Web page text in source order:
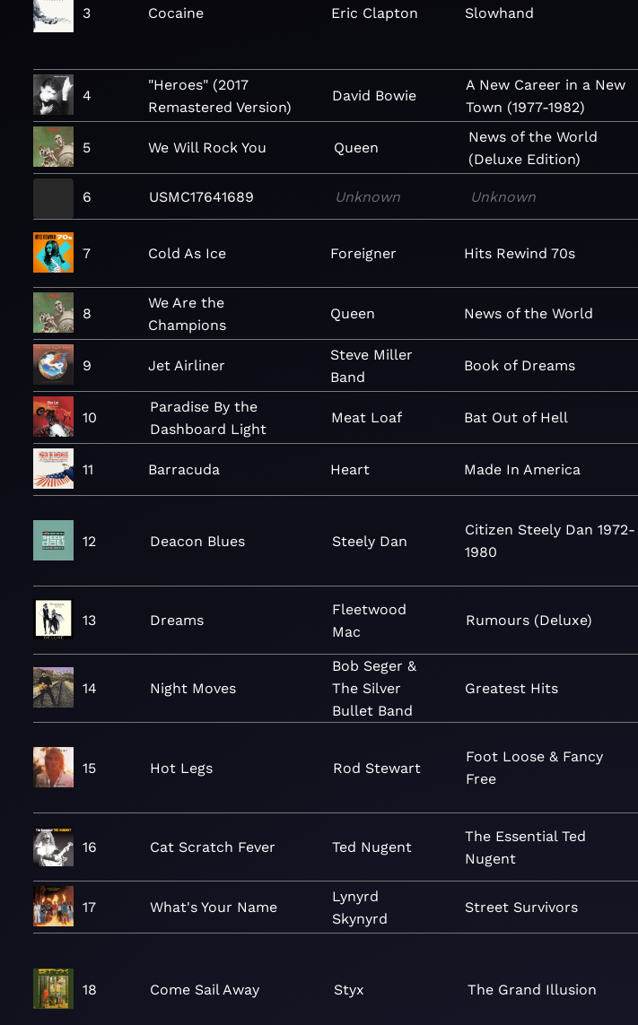
3 Cocaine Eric Clapton Slowhand
4
"Heroes" (2017
Remastered Version)
David Bowie
A New Career in a New
Town (1977-1982)
5 We Will Rock You Queen
News of the World
(Deluxe Edition)
6 USMC17641689 Unknown Unknown
7 Cold As Ice Foreigner Hits Rewind 70s
8
We Are the
Champions
Queen News of the World
9 Jet Airliner
Steve Miller
Band
Book of Dreams
10
Paradise By the
Dashboard Light
Meat Loaf Bat Out of Hell
11 Barracuda Heart Made In America
12 Deacon Blues Steely Dan
Citizen Steely Dan 1972-
1980
13 Dreams
Fleetwood
Mac
Rumours (Deluxe)
14 Night Moves
Bob Seger &
The Silver
Bullet Band
Greatest Hits
15 Hot Legs Rod Stewart
Foot Loose & Fancy
Free
16 Cat Scratch Fever Ted Nugent
The Essential Ted
Nugent
17 What's Your Name
Lynyrd
Skynyrd
Street Survivors
18 Come Sail Away Styx The Grand Illusion